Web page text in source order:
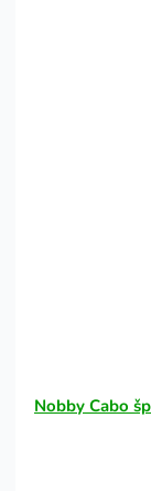
Nobby Cabo